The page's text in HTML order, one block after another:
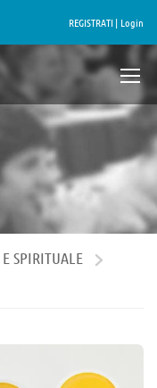
REGISTRATI | Login
SPIRITUALE